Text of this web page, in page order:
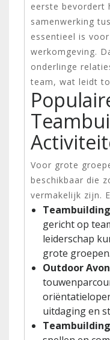
eerste bevordert
samenwerking
essentieel is
werkomgeving.
onderlinge
team, wat leidt
Voor grote
beschikbaar die
vermakelijk zijn.
gericht op
leiderschap
grote groepen.
Outdoor
uitdaging en